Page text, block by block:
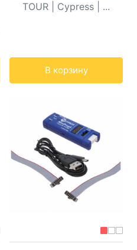
TOUR | Cypress | ...
В корзину